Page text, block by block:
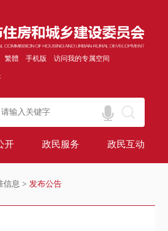
繁體 手机版 访问我的专属空间
开 政民服务 政民互动
信息 >发布公告